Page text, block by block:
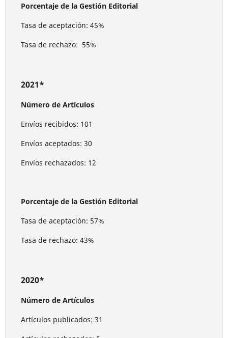
Porcentaje de la Gestión Editorial
Tasa de aceptación: 45%
Tasa de rechazo: 55%
2021*
Número de Artículos
Envíos recibidos: 101
Envíos aceptados: 30
Envíos rechazados: 12
Porcentaje de la Gestión Editorial
Tasa de aceptación: 57%
Tasa de rechazo: 43%
2020*
Número de Artículos
Artículos publicados: 31